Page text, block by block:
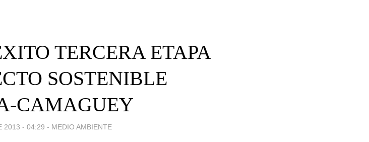
TERCERA ETAPA
SOSTENIBLE
CAMAGUEY
2013 - 04:29 - MEDIO AMBIENTE